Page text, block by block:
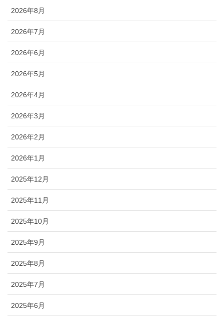
2026年8月
2026年7月
2026年6月
2026年5月
2026年4月
2026年3月
2026年2月
2026年1月
2025年12月
2025年11月
2025年10月
2025年9月
2025年8月
2025年7月
2025年6月